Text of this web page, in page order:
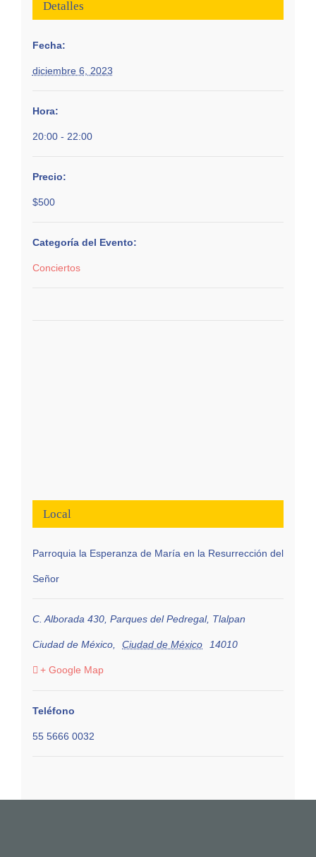
Detalles
Fecha:
diciembre 6, 2023
Hora:
20:00 - 22:00
Precio:
$500
Categoría del Evento:
Conciertos
Local
Parroquia la Esperanza de María en la Resurrección del
Señor
C. Alborada 430, Parques del Pedregal, Tlalpan
Ciudad de México, Ciudad de México 14010
+ Google Map
Teléfono
55 5666 0032